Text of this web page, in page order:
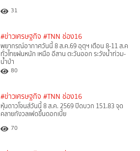
31
#ข่าวเศรษฐกิจ #TNN ช่อง16
พยากรณ์อากาศวันนี้ 8 ส.ค.69 อุตุฯ เตือน 8-11 ส.ค
ทั่วไทยฝนหนัก เหนือ อีสาน ตะวันออก ระวังน้ำท่วม-
น้ำป่า
80
#ข่าวเศรษฐกิจ #TNN ช่อง16
หุ้นดาวโจนส์วันนี้ 8 ส.ค. 2569 ปิดบวก 151.83 จุด
คลายกังวลเฟดขึ้นดอกเบี้ย
70